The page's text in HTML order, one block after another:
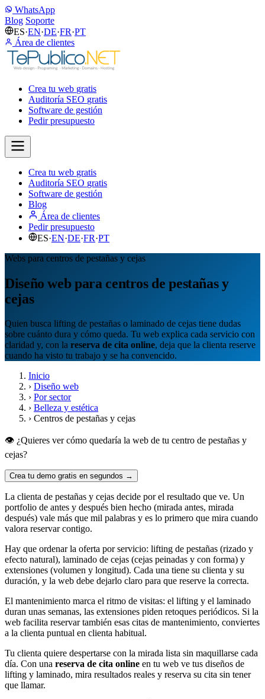
WhatsApp
Blog Soporte
ES·EN·DE·FR·PT
Área de clientes
Crea tu web gratis
Auditoría SEO gratis
Software de gestión
Pedir presupuesto
Crea tu web gratis
Auditoría SEO gratis
Software de gestión
Blog
Área de clientes
Pedir presupuesto
ES·EN·DE·FR·PT
Webs para centros de pestañas y cejas
Diseño web para centros de pestañas y
cejas
Quien busca lifting de pestañas o laminado de cejas tiene dudas
sobre cuánto dura y cómo queda. Tu web explica cada servicio con
claridad y, con la reserva de cita online, deja que la clienta reserve
cuando ha visto tu trabajo y se ha convencido.
Inicio
› Diseño web
› Por sector
› Belleza y estética
› Centros de pestañas y cejas
👁️ ¿Quieres ver cómo quedaría la web de tu centro de pestañas y
cejas?
Crea tu demo gratis en segundos →
La clienta de pestañas y cejas decide por el resultado que ve. Un
portfolio de antes y después bien hecho (mirada antes, mirada
después) vale más que mil palabras y es lo primero que mira cuando
valora reservar contigo.
Hay que ordenar la oferta por servicio: lifting de pestañas (rizado y
efecto natural), laminado de cejas (cejas peinadas y con forma) y
extensiones (volumen y longitud). Cada una tiene su clienta y su
duración, y la web debe dejarlo claro para que reserve la correcta.
El mantenimiento marca el ritmo de visitas: el lifting y el laminado
duran unas semanas, las extensiones piden retoques periódicos. Si la
web facilita reservar también esas citas de mantenimiento, conviertes
a la clienta puntual en clienta habitual.
Tu clienta quiere despertarse con la mirada lista sin maquillarse cada
día. Con una reserva de cita online en tu web ve tus diseños de
lifting y laminado, mira resultados reales y reserva su cita sin tener
que llamar.